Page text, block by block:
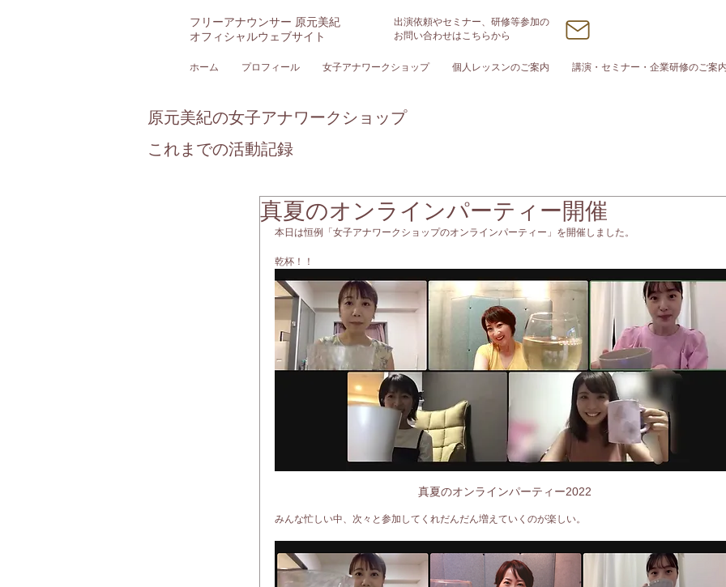
フリーアナウンサー 原元美紀
オフィシャルウェブサイト
出演依頼やセミナー、研修等参加の
お問い合わせはこちらから
ホーム プロフィール 女子アナワークショップ 個人レッスンのご案内 講演・セミナー・企業研修のご案
原元美紀の女子アナワークショップ
これまでの活動記録
真夏のオンラインパーティー開催
本日は恒例「女子アナワークショップのオンラインパーティー」を開催しました。
乾杯！！
真夏のオンラインパーティー2022
みんな忙しい中、次々と参加してくれだんだん増えていくのが楽しい。